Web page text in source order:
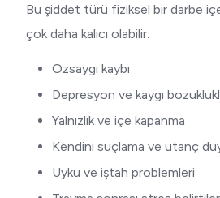
Bu şiddet türü fiziksel bir darbe
çok daha kalıcı olabilir:
Özsaygı kaybı
Depresyon ve kaygı
Yalnızlık ve içe kapanma
Kendini suçlama ve utanç
Uyku ve iştah problemleri